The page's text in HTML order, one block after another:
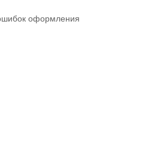
оформления